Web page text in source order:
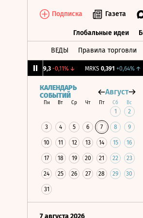
Подписка Газета
Глобальные идеи
ВЕДЫ Правила торговли
-0,11%↓ MRKS 0,391 +0,64%↑
КАЛЕНДАРЬ
СОБЫТИЙ
Август
Пн Вт Ср Чт Пт Сб Вс
1 2
3 4 5 6 7 8 9
10 11 12 13 14 15 16
17 18 19 20 21 22 23
24 25 26 27 28 29 30
31
7 августа 2026